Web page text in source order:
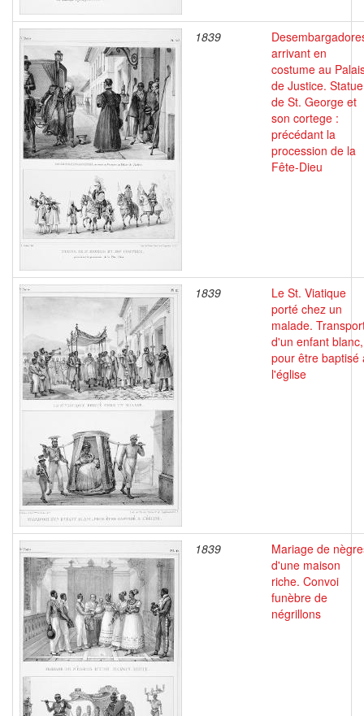
1839
arrivant en
costume au
de Justice. Statue
de St. George et
son cortege :
précédant la
procession de la
Fête-Dieu
1839
Le St. Viatique
porté chez un
malade.
d'un enfant blanc,
pour être baptisé
l'église
1839
Mariage de
d'une maison
riche. Convoi
funèbre de
négrillons